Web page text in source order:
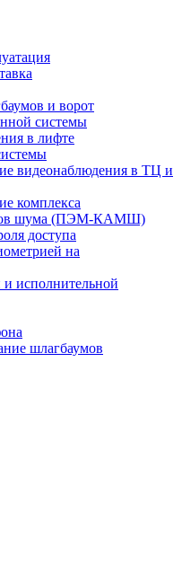
и ворот
системы
в лифте
видеонаблюдения в ТЦ и
комплекса
шума (ПЭМ-КАМШ)
доступа
на
исполнительной
шлагбаумов